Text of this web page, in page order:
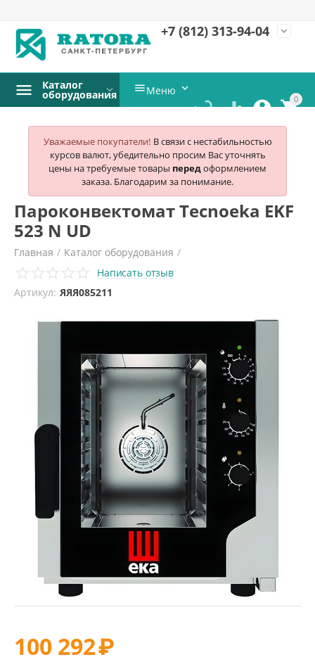
+7 (812) 313-94-04 expand_more
0


 
Каталог
оборудования Меню 
Уважаемые покупатели! В связи с нестабильностью
курсов валют, убедительно просим Вас уточнять
цены на требуемые товары передоформлением
заказа. Благодарим за понимание.
Пароконвектомат Tecnoeka EKF
523 N UD
Главная / Каталог оборудования /
Тепловое оборудование / Пароконвектоматы
Написать отзыв
Артикул: ЯЯЯ085211
100 292₽